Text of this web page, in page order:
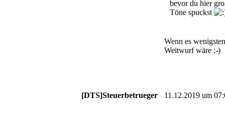
bevor du hier
Töne spuckst
Wenn es
Weitwurf wäre ;-)
[DTS]Steuerbetrueger 11.12.2019 um